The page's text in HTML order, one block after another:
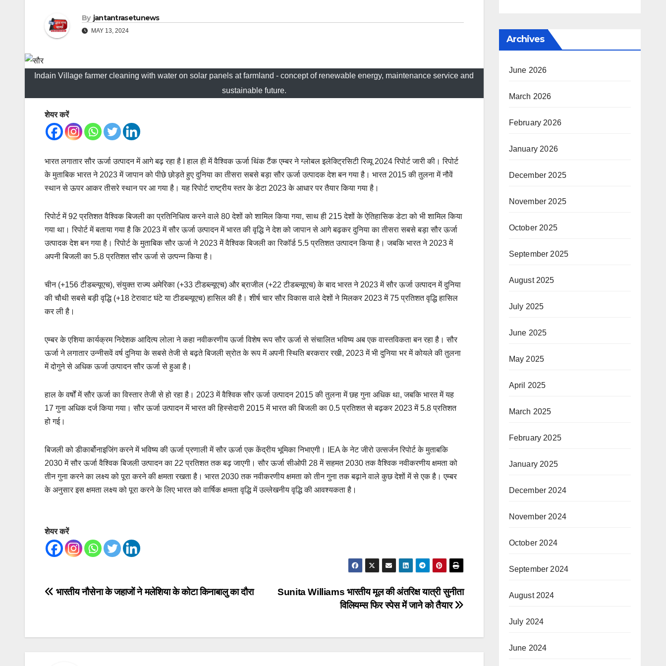
By jantantrasetunews
MAY 13, 2024
Indain Village farmer cleaning with water on solar panels at farmland - concept of renewable energy, maintenance service and
sustainable future.
शेयर करें
भारत लगातार सौर ऊर्जा उत्पादन में आगे बढ़ रहा है
I हाल ही में वैश्विक ऊर्जा थिंक टैंक एम्बर ने ग्लोबल इलेक्ट्रिसिटी रिव्यू 2024 रिपोर्ट जारी की। रिपोर्ट
के मुताबिक भारत ने 2023 में जापान को पीछे छोड़ते हुए दुनिया का तीसरा सबसे बड़ा सौर ऊर्जा उत्पादक देश बन गया है। भारत 2015 की तुलना में नौवें
स्थान से ऊपर आकर तीसरे स्थान पर आ गया है। यह रिपोर्ट राष्ट्रीय स्तर के डेटा 2023 के आधार पर तैयार किया गया है।
रिपोर्ट में 92 प्रतिशत वैश्विक बिजली का प्रतिनिधित्व करने वाले 80 देशों को शामिल किया गया, साथ ही 215 देशों के ऐतिहासिक डेटा को भी शामिल किया
गया था। रिपोर्ट में बताया गया है कि 2023 में सौर ऊर्जा उत्पादन में भारत की वृद्धि ने देश को जापान से आगे बढ़कर दुनिया का तीसरा सबसे बड़ा सौर ऊर्जा
उत्पादक देश बन गया है। रिपोर्ट के मुताबिक सौर ऊर्जा ने 2023 में वैश्विक बिजली का रिकॉर्ड 5.5 प्रतिशत उत्पादन किया है। जबकि भारत ने 2023 में
अपनी बिजली का 5.8 प्रतिशत सौर ऊर्जा से उत्पन्न किया है।
चीन (+156 टीडब्ल्यूएच), संयुक्त राज्य अमेरिका (+33 टीडब्ल्यूएच) और ब्राजील (+22 टीडब्ल्यूएच) के बाद भारत ने 2023 में सौर ऊर्जा उत्पादन में दुनिया
की चौथी सबसे बड़ी वृद्धि (+18 टेरावाट घंटे या टीडब्ल्यूएच) हासिल की है। शीर्ष चार सौर विकास वाले देशों ने मिलकर 2023 में 75 प्रतिशत वृद्धि हासिल
कर ली है।
एम्बर के एशिया कार्यक्रम निदेशक आदित्य लोला ने कहा नवीकरणीय ऊर्जा विशेष रूप सौर ऊर्जा से संचालित भविष्य अब एक वास्तविकता बन रहा है। सौर
ऊर्जा ने लगातार उन्नीसवें वर्ष दुनिया के सबसे तेजी से बढ़ते बिजली स्रोत के रूप में अपनी स्थिति बरकरार रखी, 2023 में भी दुनिया भर में कोयले की तुलना
में दोगुने से अधिक ऊर्जा उत्पादन सौर ऊर्जा से हुआ है।
हाल के वर्षों में सौर ऊर्जा का विस्तार तेजी से हो रहा है। 2023 में वैश्विक सौर ऊर्जा उत्पादन 2015 की तुलना में छह गुना अधिक था, जबकि भारत में यह
17 गुना अधिक दर्ज किया गया। सौर ऊर्जा उत्पादन में भारत की हिस्सेदारी 2015 में भारत की बिजली का 0.5 प्रतिशत से बढ़कर 2023 में 5.8 प्रतिशत
हो गई।
बिजली को डीकार्बोनाइजिंग करने में भविष्य की ऊर्जा प्रणाली में सौर ऊर्जा एक केंद्रीय भूमिका निभाएगी। IEA के नेट जीरो उत्सर्जन रिपोर्ट के मुताबकि
2030 में सौर ऊर्जा वैश्विक बिजली उत्पादन का 22 प्रतिशत तक बढ़ जाएगी। सौर ऊर्जा सीओपी 28 में सहमत 2030 तक वैश्विक नवीकरणीय क्षमता को
तीन गुना करने का लक्ष्य को पूरा करने की क्षमता रखता है। भारत 2030 तक नवीकरणीय क्षमता को तीन गुना तक बढ़ाने वाले कुछ देशों में से एक है। एम्बर
के अनुसार इस क्षमता लक्ष्य को पूरा करने के लिए भारत को वार्षिक क्षमता वृद्धि में उल्लेखनीय वृद्धि की आवश्यकता है।
शेयर करें
Post
Sunita Williams भारतीय मूल की अंतरिक्ष यात्री सुनीता
विलियम्स फिर स्पेस में जाने को तैयार
भारतीय नौसेना के जहाजों ने मलेशिया के कोटा किनाबालु का दौरा
Archives
June 2026
March 2026
February 2026
January 2026
December 2025
November 2025
October 2025
September 2025
August 2025
July 2025
June 2025
May 2025
April 2025
March 2025
February 2025
January 2025
December 2024
November 2024
October 2024
September 2024
August 2024
July 2024
June 2024